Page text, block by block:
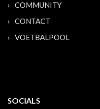
COMMUNITY
CONTACT
VOETBALPOOL
SOCIALS